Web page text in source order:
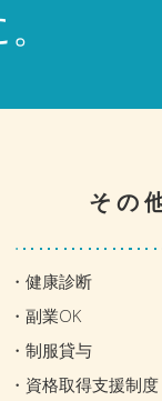
その
・健康診断
・副業OK
・制服貸与
・資格取得支援制度